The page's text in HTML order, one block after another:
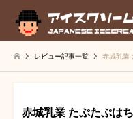
レビュー記事一覧 赤城乳業
赤城乳業 たぷたぷは